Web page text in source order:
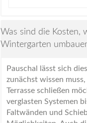
Was sind die Kosten,
Wintergarten
Pauschal lässt sich
zunächst wissen
Terrasse schließen
verglasten Systemen
Faltwänden und